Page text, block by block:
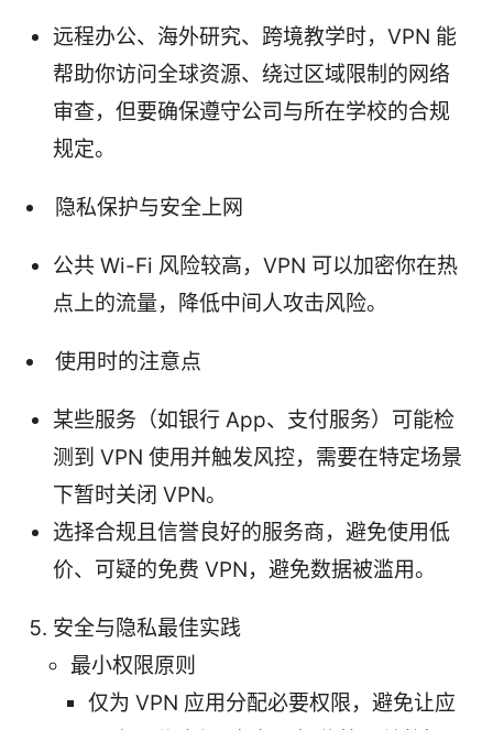
远程办公、海外研究、跨境教学时，VPN 能
帮助你访问全球资源、绕过区域限制的网络
审查，但要确保遵守公司与所在学校的合规
规定。
隐私保护与安全上网
公共 Wi-Fi 风险较高，VPN 可以加密你在热
点上的流量，降低中间人攻击风险。
使用时的注意点
某些服务（如银行 App、支付服务）可能检
测到 VPN 使用并触发风控，需要在特定场景
下暂时关闭 VPN。
选择合规且信誉良好的服务商，避免使用低
价、可疑的免费 VPN，避免数据被滥用。
安全与隐私最佳实践
最小权限原则
仅为 VPN 应用分配必要权限，避免让应